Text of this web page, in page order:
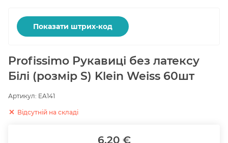
Показати штрих-код
Profissimo Рукавиці без латексу
Білі (розмір S) Klein Weiss 60шт
Артикул: EA141
Відсутній на складі
6.20 €